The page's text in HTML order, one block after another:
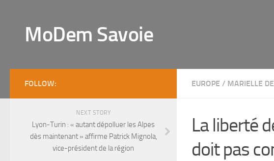
MoDem Savoie
EUROPE / MARIELLE
La liberté
doit pas
FOLLOW:
NEXT STORY
Lyon-Turin : « autant dépolluer les Alpes
dès maintenant » affirme Patrick Mignola,
vice-président de la région